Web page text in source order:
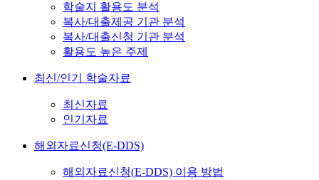
학술지 활용도 분석
복사/대출제공 기관 분석
복사/대출신청 기관 분석
활용도 높은 주제
최신/인기 학술자료
최신자료
인기자료
해외자료신청(E-DDS)
해외자료신청(E-DDS) 이용 방법